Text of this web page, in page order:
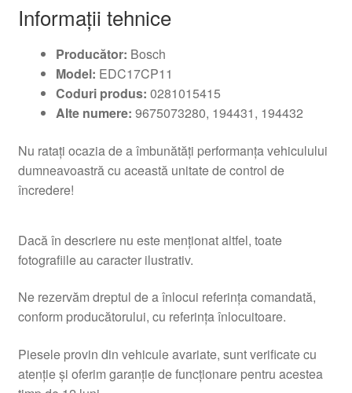
Informații tehnice
Producător: Bosch
Model: EDC17CP11
Coduri produs: 0281015415
Alte numere: 9675073280, 194431, 194432
Nu ratați ocazia de a îmbunătăți performanța vehiculului
dumneavoastră cu această unitate de control de
încredere!
Dacă în descriere nu este menționat altfel, toate
fotografiile au caracter ilustrativ.
Ne rezervăm dreptul de a înlocui referința comandată,
conform producătorului, cu referința înlocuitoare.
Piesele provin din vehicule avariate, sunt verificate cu
atenție și oferim garanție de funcționare pentru acestea